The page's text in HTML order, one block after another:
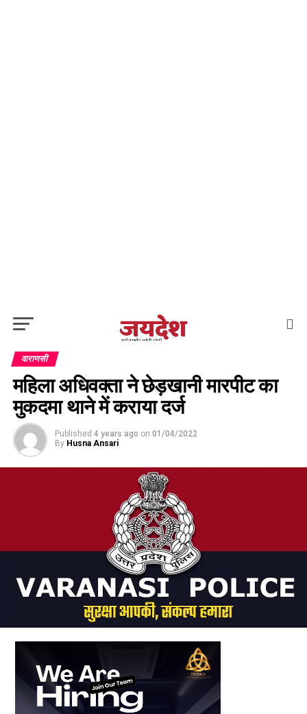
वाराणसी
महिला अधिवक्ता ने छेड़खानी मारपीट का
मुकदमा थाने में कराया दर्ज
Published 4 years ago on 01/04/2022
By Husna Ansari